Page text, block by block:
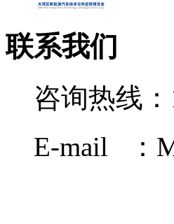
联系我们
咨询热线
E-mail ：